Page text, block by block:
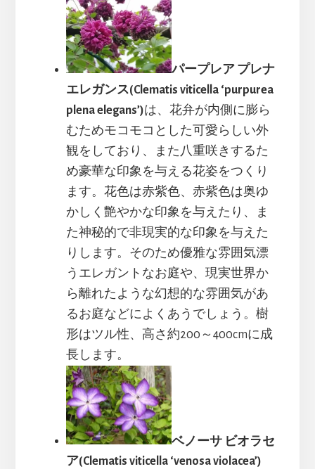
パープレア プレナ
エレガンス(Clematis viticella ‘purpurea
plena elegans’)は、花弁が内側に膨ら
むためモコモコとした可愛らしい外
観をしており、また八重咲きするた
め豪華な印象を与える花姿をつくり
ます。花色は赤紫色、赤紫色は奥ゆ
かしく艶やかな印象を与えたり、ま
た神秘的で非現実的な印象を与えた
りします。そのため優雅な雰囲気漂
うエレガントなお庭や、現実世界か
ら離れたような幻想的な雰囲気があ
るお庭などによくあうでしょう。樹
形はツル性、高さ約200～400cmに成
長します。
ベノーサ ビオラセ
ア(Clematis viticella ‘venosa violacea’)